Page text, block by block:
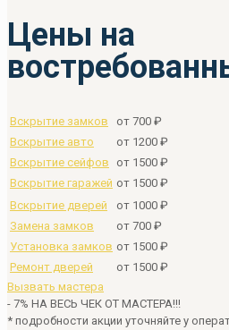
Цены на
Вскрытие замков
от 700 ₽
Вскрытие авто
от 1200 ₽
Вскрытие сейфов
от 1500 ₽
Вскрытие гаражей от 1500 ₽
Вскрытие дверей
от 1000 ₽
Замена замков
от 700 ₽
Установка замков от 1500 ₽
Ремонт дверей
от 1500 ₽
Вызвать мастера
- 7% НА ВЕСЬ ЧЕК ОТ МАСТЕРА!!!
* подробности акции уточняйте у